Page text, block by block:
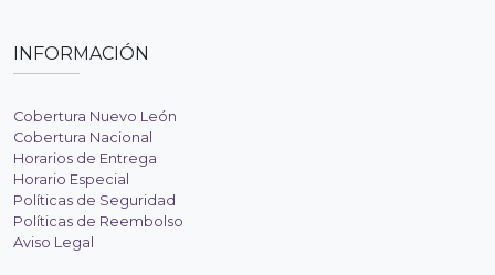
INFORMACIÓN
Cobertura Nuevo León
Cobertura Nacional
Horarios de Entrega
Horario Especial
Políticas de Seguridad
Políticas de Reembolso
Aviso Legal